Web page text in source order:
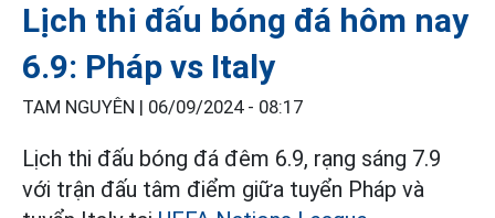
Lịch thi đấu bóng đá hôm nay
6.9: Pháp vs Italy
TAM NGUYÊN | 06/09/2024 - 08:17
Lịch thi đấu bóng đá đêm 6.9, rạng sáng 7.9
với trận đấu tâm điểm giữa tuyển Pháp và